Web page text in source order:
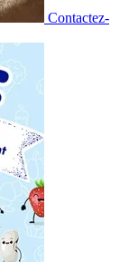
Contactez-